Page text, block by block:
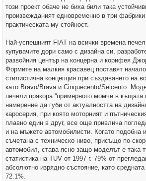
този проект обаче не биха били така
произвежданият едновременно в три
практическата му стойност.
Най-успешният FIAT на всички времена
купувачите дори само с дизайна си,
развойния център на концерна и корифея
Формите на малкия красавец поставят
стилистична концепция при създаването на
като Bravo/Brava и Cinquecento/Seicento.
печели прякора “примерното момче в къщата
намерение да губи от актуалността на
каросерия, при която моторният и
плавно един в друг, все още привлича
и на мъжете автомобилисти. Когато подобна
съчетана с техническо ниво, присъщо по-
автомобил, става ясно защо моделът е така
статистика на TUV от 1997 г. 79% от
абсолютно изрядно състояние, като
72.1%.